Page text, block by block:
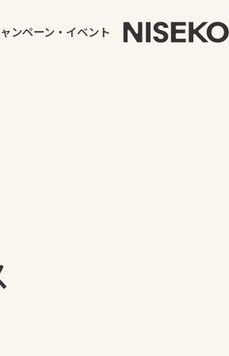
ンペーン・イベント